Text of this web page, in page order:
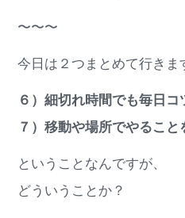
〜〜〜
今日は２つまとめて行きま
６）細切れ時間でも毎日
７）移動や場所でやること
ということなんですが、
どういうことか？